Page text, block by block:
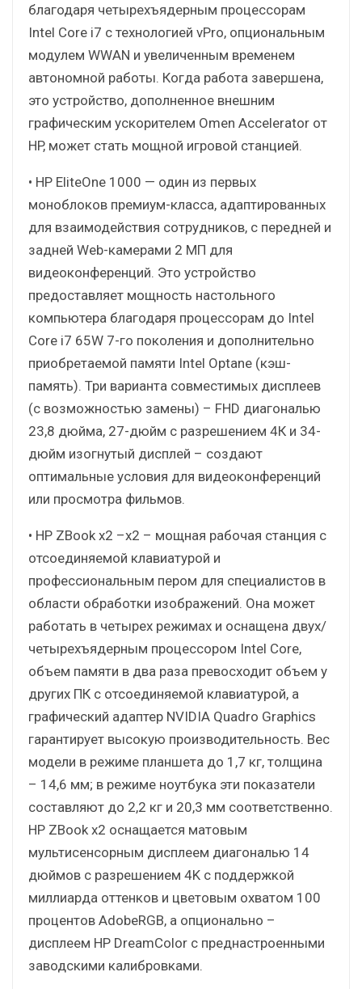
благодаря четырехъядерным процессорам
Intel Core i7 с технологией vPro, опциональным
модулем WWAN и увеличенным временем
автономной работы. Когда работа завершена,
это устройство, дополненное внешним
графическим ускорителем Omen Accelerator от
HP, может стать мощной игровой станцией.
• HP EliteOne 1000 — один из первых
моноблоков премиум-класса, адаптированных
для взаимодействия сотрудников, с передней и
задней Web-камерами 2 МП для
видеоконференций. Это устройство
предоставляет мощность настольного
компьютера благодаря процессорам до Intel
Core i7 65W 7-го поколения и дополнительно
приобретаемой памяти Intel Optane (кэш-
память). Три варианта совместимых дисплеев
(с возможностью замены) – FHD диагональю
23,8 дюйма, 27-дюйм с разрешением 4К и 34-
дюйм изогнутый дисплей – создают
оптимальные условия для видеоконференций
или просмотра фильмов.
• HP ZBook x2 –x2 – мощная рабочая станция с
отсоединяемой клавиатурой и
профессиональным пером для специалистов в
области обработки изображений. Она может
работать в четырех режимах и оснащена двух/
четырехъядерным процессором Intel Core,
объем памяти в два раза превосходит объем у
других ПК с отсоединяемой клавиатурой, а
графический адаптер NVIDIA Quadro Graphics
гарантирует высокую производительность. Вес
модели в режиме планшета до 1,7 кг, толщина
– 14,6 мм; в режиме ноутбука эти показатели
составляют до 2,2 кг и 20,3 мм соответственно.
HP ZBook x2 оснащается матовым
мультисенсорным дисплеем диагональю 14
дюймов с разрешением 4K с поддержкой
миллиарда оттенков и цветовым охватом 100
процентов AdobeRGB, а опционально –
дисплеем HP DreamColor с преднастроенными
заводскими калибровками.